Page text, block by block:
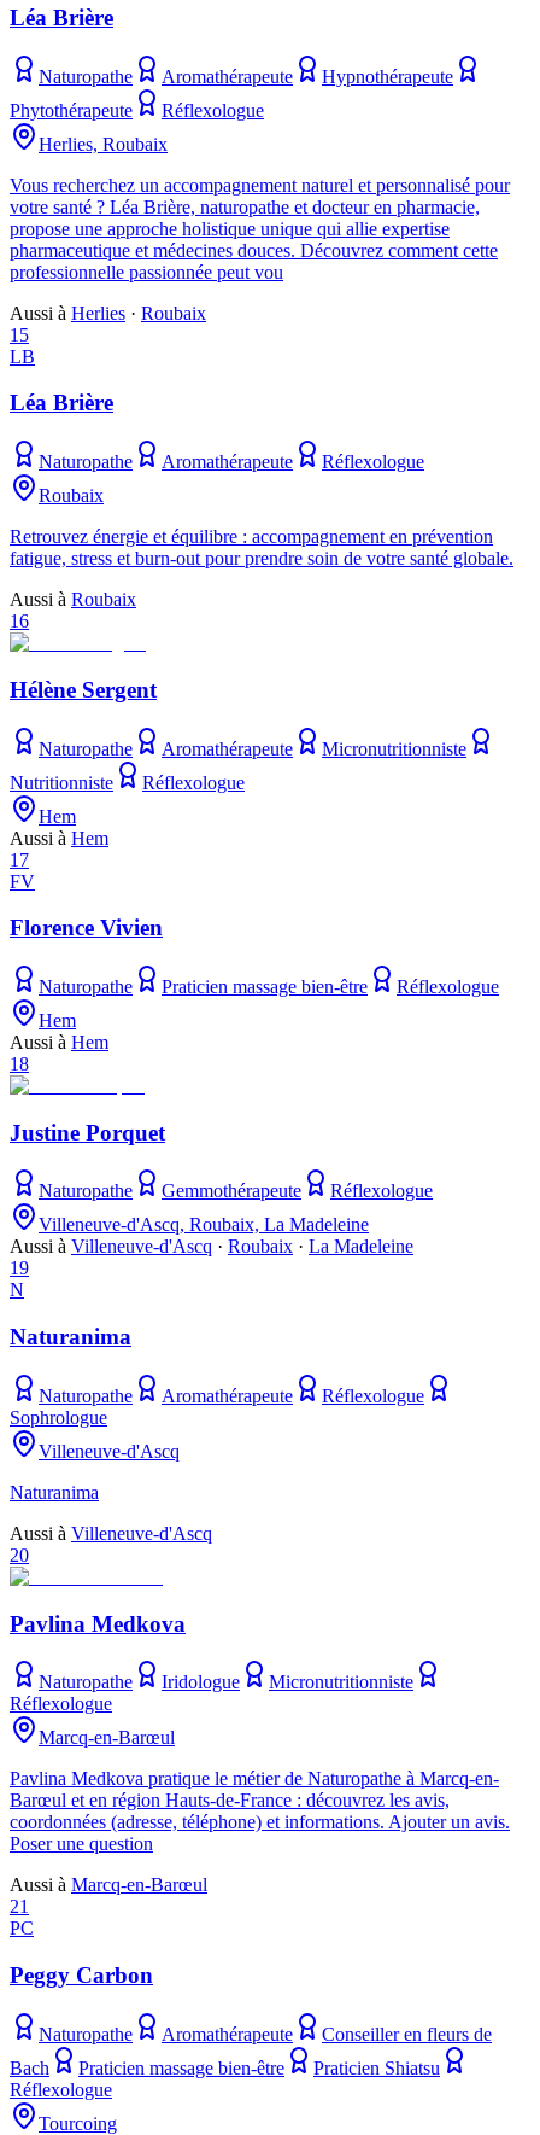
Léa Brière
Naturopathe Aromathérapeute
Hypnothérapeute
Phytothérapeute
Réflexologue
Herlies, Roubaix
Vous recherchez un accompagnement naturel et personnalisé pour
votre santé ? Léa Brière, naturopathe et docteur en pharmacie,
propose une approche holistique unique qui allie expertise
pharmaceutique et médecines douces. Découvrez comment cette
professionnelle passionnée peut vou
Aussi à Herlies · Roubaix
15
LB
Léa Brière
Naturopathe Aromathérapeute
Réflexologue
Roubaix
Retrouvez énergie et équilibre : accompagnement en prévention
fatigue, stress et burn-out pour prendre soin de votre santé globale.
Aussi à Roubaix
16
Hélène Sergent
Naturopathe Aromathérapeute
Micronutritionniste
Nutritionniste
Réflexologue
Hem
Aussi à Hem
17
FV
Florence Vivien
Naturopathe Praticien massage bien-être
Réflexologue
Hem
Aussi à Hem
18
Justine Porquet
Naturopathe Gemmothérapeute
Réflexologue
Villeneuve-d'Ascq, Roubaix, La Madeleine
Aussi à Villeneuve-d'Ascq · Roubaix · La Madeleine
19
N
Naturanima
Naturopathe Aromathérapeute
Réflexologue
Sophrologue
Villeneuve-d'Ascq
Naturanima
Aussi à Villeneuve-d'Ascq
20
Pavlina Medkova
Naturopathe Iridologue
Micronutritionniste
Réflexologue
Marcq-en-Barœul
Pavlina Medkova pratique le métier de Naturopathe à Marcq-en-
Barœul et en région Hauts-de-France : découvrez les avis,
coordonnées (adresse, téléphone) et informations. Ajouter un avis.
Poser une question
Aussi à Marcq-en-Barœul
21
PC
Peggy Carbon
Naturopathe Aromathérapeute
Conseiller en fleurs de
Bach
Praticien massage bien-être
Praticien Shiatsu
Réflexologue
Tourcoing